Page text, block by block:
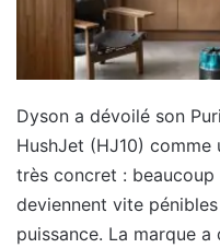
Dyson a dévoilé son
HushJet (HJ10) comme
très concret :
deviennent vite
puissance. La marque a